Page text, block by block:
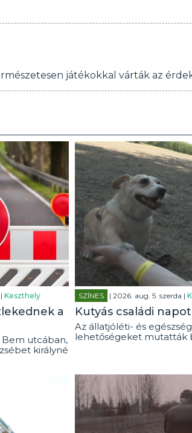
játékokkal várták az
Keszthely
a
Bem utcában,
királyné
SZÍNES | 2026. aug. 5. szerda |
Kutyás családi
Az állatjóléti- és
lehetőségeket mutatták